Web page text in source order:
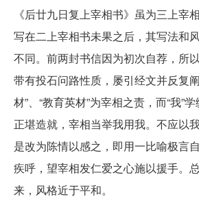
《后廿九日复上宰相书》虽为三上宰
写在二上宰相书未果之后，其写法和
不同。前两封书信因为初次自荐，所
带有投石问路性质，屡引经文并反复
材”、“教育英材”为宰相之责，而“我”
正堪造就，宰相当举我用我。不应以
是改为陈情以感之，即用一比喻极言
疾呼，望宰相发仁爱之心施以援手。
来，风格近于平和。